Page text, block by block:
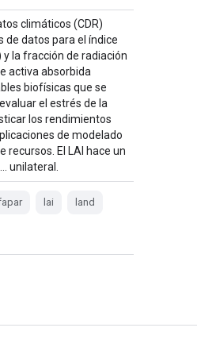
climáticos (CDR)
de datos para el índice
la fracción de radiación
activa absorbida
biofísicas que se
el estrés de la
los rendimientos
de modelado
recursos. El LAI hace un
unilateral.
lai land